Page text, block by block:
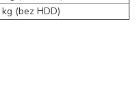
kg (bez HDD)